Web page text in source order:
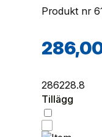
Produkt nr
286228.8
Tillägg